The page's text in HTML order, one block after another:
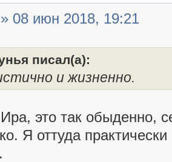
08 июн 2018, 19:21
писал(а):
и жизненно.
Ира, это так обыденно,
Я оттуда